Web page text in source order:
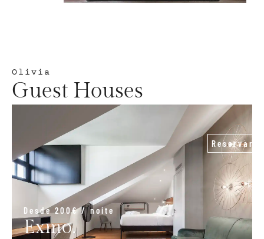
Olivia
Guest Houses
Reservar
Desde 200€ / noite
Exmo.